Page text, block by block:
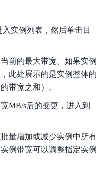
入实例列表，然后单击目
前的最大带宽。如果实例
此处展示的是实例整体的
带宽之和）。
MB/s后的变更，进入到
量增加或减少实例中所有
例带宽可以调整指定实例